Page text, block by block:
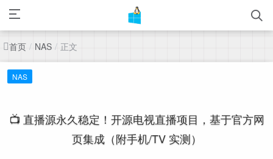
首页 / NAS / 正文
NAS
📺 直播源永久稳定！开源电视直播项目，基于官方网
页集成（附手机/TV 实测）